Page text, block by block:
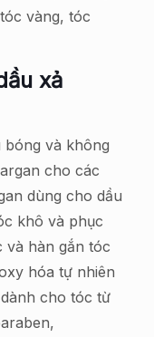
vàng, tóc
xả
bóng và không
cho các
dùng cho dầu
khô và phục
và hàn gắn tóc
hóa tự nhiên
cho tóc từ